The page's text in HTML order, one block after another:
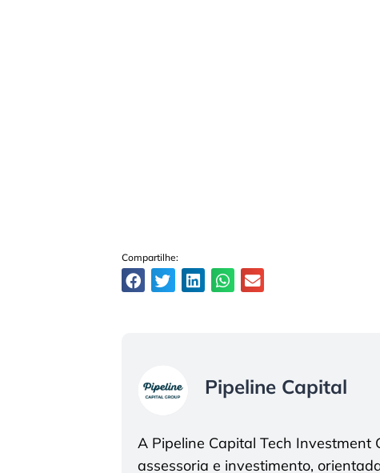
Compartilhe:
Pipeline Capital
A Pipeline Capital Tech
assessoria e investimento,